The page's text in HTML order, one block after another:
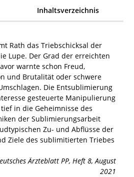
Inhaltsverzeichnis
Rath das Triebschicksal der
Lupe. Der Grad der erreichten
warnte schon Freud,
und Brutalität oder schwere
Die Entsublimierung
gesteuerte Manipulierung
in die Geheimnisse des
der Sublimierungsarbeit
Zu- und Abflüsse der
Ziele des sublimitierten Triebes
Ärzteblatt PP, Heft 8, August
2021